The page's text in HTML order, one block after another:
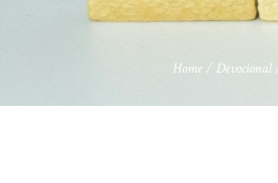
Home/ Devocional